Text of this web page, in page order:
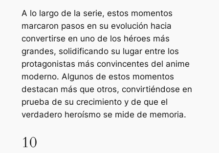
A lo largo de la serie, estos momentos
marcaron pasos en su evolución hacia
convertirse en uno de los héroes más
grandes, solidificando su lugar entre los
protagonistas más convincentes del anime
moderno. Algunos de estos momentos
destacan más que otros, convirtiéndose en
prueba de su crecimiento y de que el
verdadero heroísmo se mide de memoria.
10